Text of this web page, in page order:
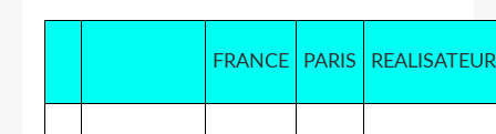
FRANCE PARIS REALISATEUR